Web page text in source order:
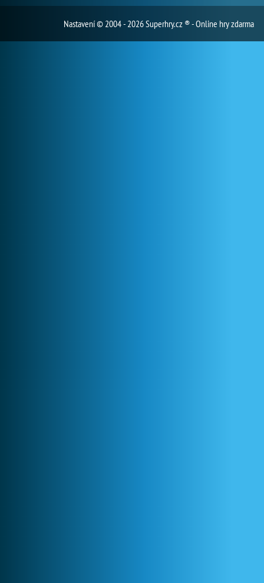
Nastavení© 2004 - 2026 Superhry.cz ® - Online hry zdarma